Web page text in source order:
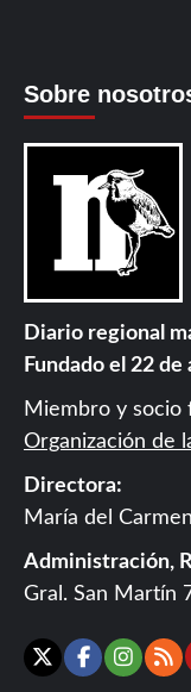
Sobre
Diario regional
Fundado el 22
Miembro y socio
Organización de
Directora:
María del
Administración,
Gral. San Martín
X